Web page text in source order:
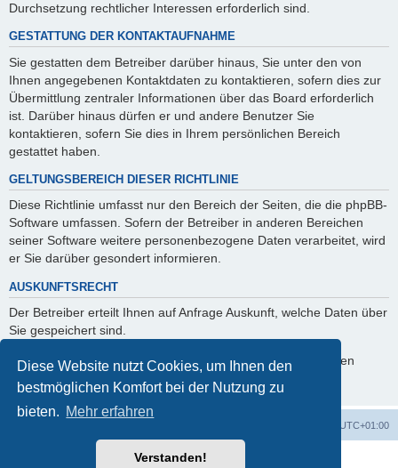
Diese Website nutzt Cookies, um Ihnen den
bestmöglichen Komfort bei der Nutzung zu
bieten. Mehr erfahren
Verstanden!
Durchsetzung rechtlicher Interessen erforderlich sind.
GESTATTUNG DER KONTAKTAUFNAHME
Sie gestatten dem Betreiber darüber hinaus, Sie unter den von
Ihnen angegebenen Kontaktdaten zu kontaktieren, sofern dies zur
Übermittlung zentraler Informationen über das Board erforderlich
ist. Darüber hinaus dürfen er und andere Benutzer Sie
kontaktieren, sofern Sie dies in Ihrem persönlichen Bereich
gestattet haben.
GELTUNGSBEREICH DIESER RICHTLINIE
Diese Richtlinie umfasst nur den Bereich der Seiten, die die phpBB-
Software umfassen. Sofern der Betreiber in anderen Bereichen
seiner Software weitere personenbezogene Daten verarbeitet, wird
er Sie darüber gesondert informieren.
AUSKUNFTSRECHT
Der Betreiber erteilt Ihnen auf Anfrage Auskunft, welche Daten über
Sie gespeichert sind.
Sie können jederzeit die Löschung bzw. Sperrung Ihrer Daten
verlangen. Kontaktieren Sie hierzu bitte den Betreiber.
UTC+01:00
Powered byphpBB® Forum Software © phpBB Limited